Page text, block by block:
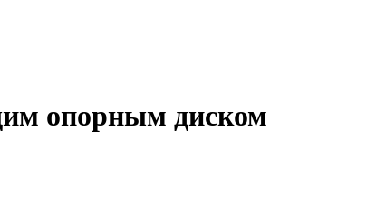
опорным диском